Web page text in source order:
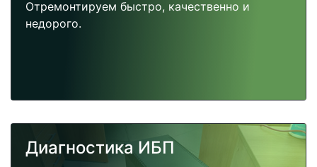
Отремонтируем быстро, качественно и
недорого.
Диагностика ИБП